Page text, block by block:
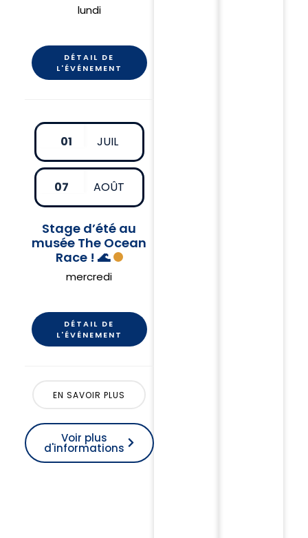
lundi
DÉTAIL DE
L'ÉVÉNEMENT
01 JUIL
07 AOÛT
Stage d’été au
musée The Ocean
Race ! 🌊
mercredi
DÉTAIL DE
L'ÉVÉNEMENT
EN SAVOIR PLUS
Voir plus
d'informations